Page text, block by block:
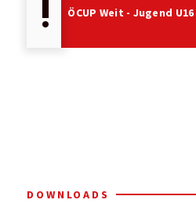
priority_high ÖCUP Weit - Jugend
DOWNLOADS